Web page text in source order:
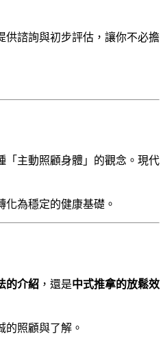
供諮詢與初步評估，讓你不必擔
「主動照顧身體」的觀念。現代
為穩定的健康基礎。
的介紹 ，還是中式推拿的放鬆效
照顧與了解。